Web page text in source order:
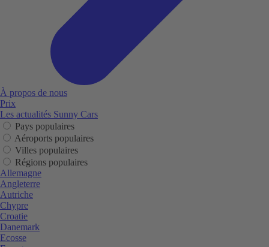
À propos de nous
Prix
Les actualités Sunny Cars
Pays populaires
Aéroports populaires
Villes populaires
Régions populaires
Allemagne
Angleterre
Autriche
Chypre
Croatie
Danemark
Ecosse